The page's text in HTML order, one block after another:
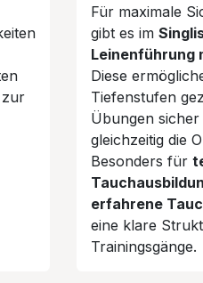
zur
Für maximale
gibt es im
Leinenführung
Diese
Tiefenstufen
Übungen
gleichzeitig die
Besonders für
erfahrene
eine klare
Trainingsgänge.